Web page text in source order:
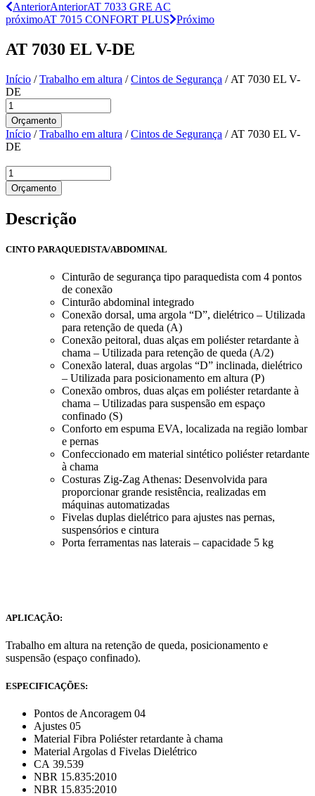
AnteriorAnteriorAT 7033 GRE AC
próximoAT 7015 CONFORT PLUS Próximo
AT 7030 EL V-DE
Início /Trabalho em altura /Cintos de Segurança / AT 7030 EL V-
DE
AT
7030
EL
V-
DE
quantidade
Orçamento
Início /Trabalho em altura /Cintos de Segurança / AT 7030 EL V-
DE
AT
7030
EL
DE
Orçamento
Descrição
CINTO PARAQUEDISTA/ABDOMINAL
Cinturão de segurança tipo paraquedista com 4 pontos
de conexão
Cinturão abdominal integrado
Conexão dorsal, uma argola “D”, dielétrico – Utilizada
para retenção de queda (A)
Conexão peitoral, duas alças em poliéster retardante à
chama – Utilizada para retenção de queda (A/2)
Conexão lateral, duas argolas “D” inclinada, dielétrico
– Utilizada para posicionamento em altura (P)
Conexão ombros, duas alças em poliéster retardante à
chama – Utilizadas para suspensão em espaço
confinado (S)
Conforto em espuma EVA, localizada na região lombar
e pernas
Confeccionado em material sintético poliéster retardante
à chama
Costuras Zig-Zag Athenas: Desenvolvida para
proporcionar grande resistência, realizadas em
máquinas automatizadas
Fivelas duplas dielétrico para ajustes nas pernas,
suspensórios e cintura
Porta ferramentas nas laterais – capacidade 5 kg
APLICAÇÃO:
Trabalho em altura na retenção de queda, posicionamento e
suspensão (espaço confinado).
ESPECIFICAÇÕES:
Pontos de Ancoragem 04
Ajustes 05
Material Fibra Poliéster retardante à chama
Material Argolas d Fivelas Dielétrico
CA 39.539
NBR 15.835:2010
NBR 15.835:2010